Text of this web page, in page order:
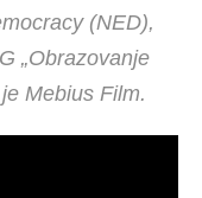
(NED),
„Obrazovanje
Mebius Film.